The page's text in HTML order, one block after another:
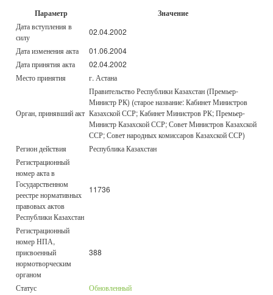
Параметр Значение
Дата вступления в
силу
02.04.2002
Дата изменения акта
01.06.2004
Дата принятия акта
02.04.2002
Место принятия
г. Астана
Орган, принявший акт
Правительство Республики Казахстан (Премьер-
Министр РК) (старое название: Кабинет Министров
Казахской ССР; Кабинет Министров РК; Премьер-
Министр Казахской ССР; Совет Министров Казахской
ССР; Совет народных комиссаров Казахской ССР)
Регион действия
Республика Казахстан
Регистрационный
номер акта в
Государственном
реестре нормативных
правовых актов
Республики Казахстан
11736
Регистрационный
номер НПА,
присвоенный
нормотворческим
органом
388
Статус Обновленный